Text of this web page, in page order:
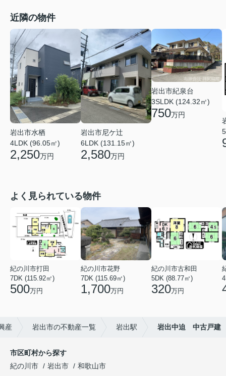
近隣の物件
岩出市水栖
4LDK (96.05㎡)
2,250万円
岩出市尼ケ辻
6LDK (131.15㎡)
2,580万円
岩出市紀泉台
3SLDK (124.32㎡)
750万円
よく見られている物件
紀の川市打田
7DK (115.92㎡)
500万円
紀の川市花野
7DK (115.69㎡)
1,700万円
紀の川市古和田
5DK (88.77㎡)
320万円
産 岩出市の不動産一覧 岩出駅 岩出中迫 中古戸建
市区町村から探す
紀の川市
岩出市
和歌山市